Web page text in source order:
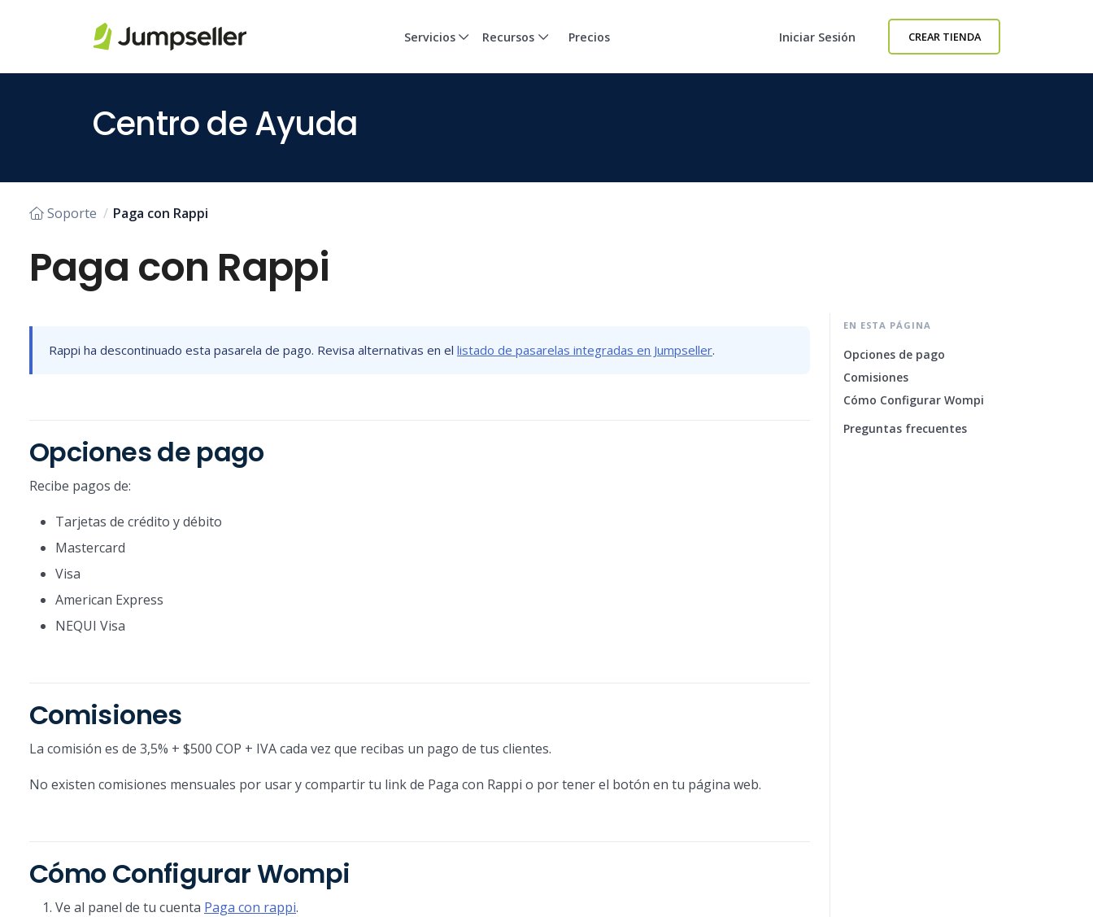
Saltar al contenido principal
Servicios Recursos Precios Iniciar Sesión CREAR TIENDA
Centro de Ayuda
Soporte Paga con Rappi
Paga con Rappi
Rappi ha descontinuado esta pasarela de pago. Revisa alternativas en el listado de pasarelas integradas en Jumpseller.
Opciones de pago
Recibe pagos de:
Tarjetas de crédito y débito
Mastercard
Visa
American Express
NEQUI Visa
Comisiones
La comisión es de 3,5% + $500 COP + IVA cada vez que recibas un pago de tus clientes.
No existen comisiones mensuales por usar y compartir tu link de Paga con Rappi o por tener el botón en tu página web.
Cómo Configurar Wompi
Ve al panel de tu cuenta Paga con rappi.
EN ESTA PÁGINA
Opciones de pago
Comisiones
Cómo Configurar Wompi
Preguntas frecuentes